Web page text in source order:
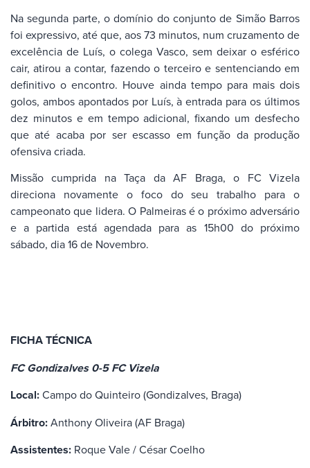
Na segunda parte, o domínio do conjunto de Simão Barros
foi expressivo, até que, aos 73 minutos, num cruzamento de
excelência de Luís, o colega Vasco, sem deixar o esférico
cair, atirou a contar, fazendo o terceiro e sentenciando em
definitivo o encontro. Houve ainda tempo para mais dois
golos, ambos apontados por Luís, à entrada para os últimos
dez minutos e em tempo adicional, fixando um desfecho
que até acaba por ser escasso em função da produção
ofensiva criada.
Missão cumprida na Taça da AF Braga, o FC Vizela
direciona novamente o foco do seu trabalho para o
campeonato que lidera. O Palmeiras é o próximo adversário
e a partida está agendada para as 15h00 do próximo
sábado, dia 16 de Novembro.
FICHA TÉCNICA
FC Gondizalves 0-5 FC Vizela
Local:Campo do Quinteiro (Gondizalves, Braga)
Árbitro:Anthony Oliveira (AF Braga)
Assistentes: Roque Vale / César Coelho